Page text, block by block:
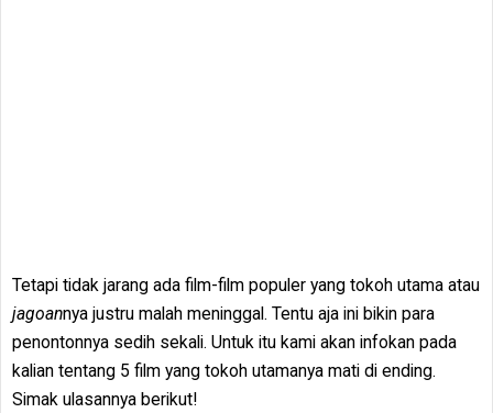
Tetapi tidak jarang ada film-film populer yang tokoh utama atau
jagoannya justru malah meninggal. Tentu aja ini bikin para
penontonnya sedih sekali. Untuk itu kami akan infokan pada
kalian tentang 5 film yang tokoh utamanya mati di ending.
Simak ulasannya berikut!